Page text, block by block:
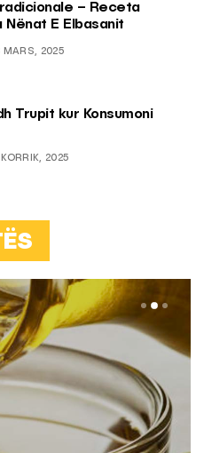
– Receta
E Elbasanit
MARS, 2025
Trupit kur Konsumoni
2025